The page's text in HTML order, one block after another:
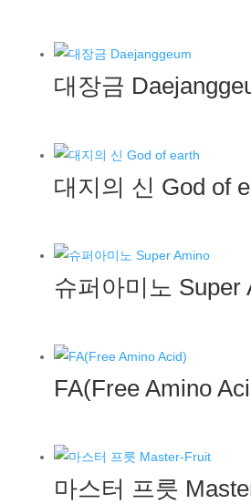
대장금
대지의 신 God of
슈퍼아미노 Super
FA(Free Amino
마스터 프릇